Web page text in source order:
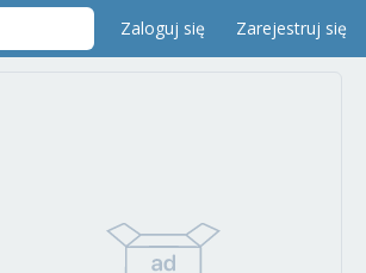
Zaloguj się Zarejestruj się